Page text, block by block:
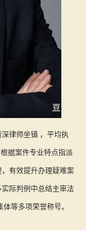
律师坐镇 ，平均执
据案件专业特点指派
有效提升办理疑难案
际判例中总结主审法
等多项荣誉称号。